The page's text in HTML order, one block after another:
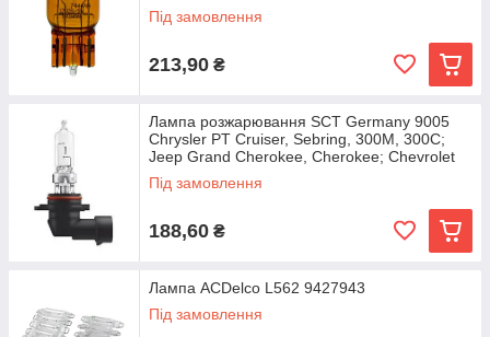
Під замовлення
213,90 ₴
Лампа розжарювання SCT Germany 9005
Chrysler PT Cruiser, Sebring, 300M, 300C;
Jeep Grand Cherokee, Cherokee; Chevrolet
Camaro,
Під замовлення
188,60 ₴
Лампа ACDelco L562 9427943
Під замовлення